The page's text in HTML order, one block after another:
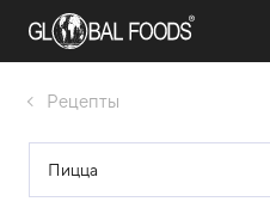
Рецепты
Пицца